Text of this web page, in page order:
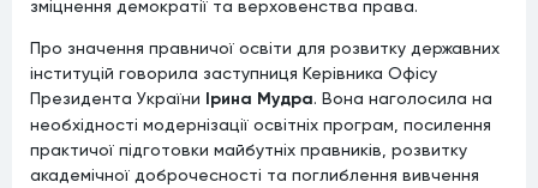
зміцнення демократії та верховенства права.
Про значення правничої освіти для розвитку державних
інституцій говорила заступниця Керівника Офісу
Президента України Ірина Мудра. Вона наголосила на
необхідності модернізації освітніх програм, посилення
практичої підготовки майбутніх правників, розвитку
академічної доброчесності та поглиблення вивчення